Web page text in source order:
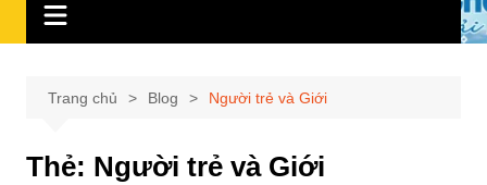
Trang chủ Blog Người trẻ và Giới
Thẻ: Người trẻ và Giới